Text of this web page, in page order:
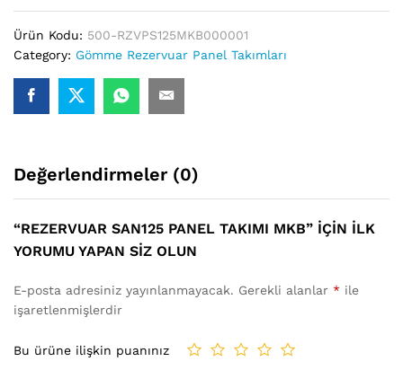
Ürün Kodu: 500-RZVPS125MKB000001
Category: Gömme Rezervuar Panel Takımları
Değerlendirmeler (0)
“REZERVUAR SAN125 PANEL TAKIMI MKB” IÇIN ILK
YORUMU YAPAN SIZ OLUN
E-posta adresiniz yayınlanmayacak. Gerekli alanlar * ile
işaretlenmişlerdir
Bu ürüne ilişkin puanınız